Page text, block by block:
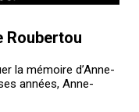
Roubertou
la mémoire d’Anne-
années, Anne-